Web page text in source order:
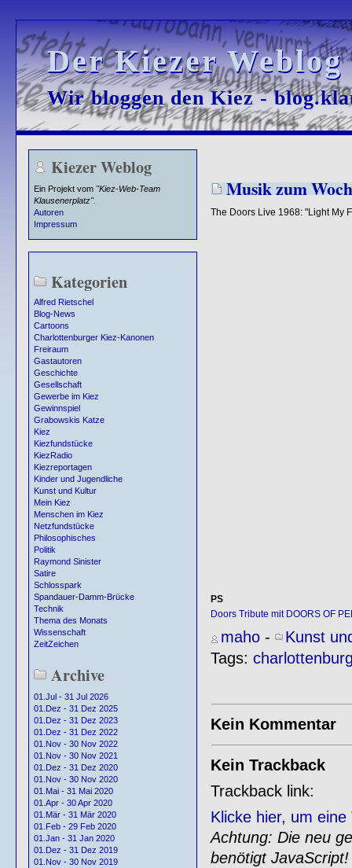
Der Kiezer
Der Kiezer
Wir bloggen den Kiez -
Wir bloggen den Kiez -
Kiezer Weblog
Ein Projekt vom "Kiez-Web-Team
Klausenerplatz".
Autoren
Impressum
Kategorien
Alfred Rietschel
Blog-News
Cartoons
Charlottenburger Kiez-Kanonen
Freiraum
Gastautoren
Geschichte
Gesellschaft
Gewerbe im Kiez
Gewinnspiel
Grabowskis Katze
Kiez
Kiezfundstücke
KiezRadio
Kiezreportagen
Kinder und Jugendliche
Kunst und Kultur
Mein Kiez
Menschen im Kiez
Netzfundstücke
Philosophisches
Politik
Raymond Sinister
Satire
Schlosspark
Spandauer-Damm-Brücke
Technik
Thema des Monats
Wissenschaft
ZeitZeichen
Archive
01.Jul - 31 Jul 2026
01.Dez - 31 Dez 2025
01.Dez - 31 Dez 2023
01.Dez - 31 Dez 2022
01.Nov - 30 Nov 2022
01.Nov - 30 Nov 2021
01.Dez - 31 Dez 2020
01.Nov - 30 Nov 2020
01.Mai - 31 Mai 2020
01.Apr - 30 Apr 2020
01.Mär - 31 Mär 2020
01.Feb - 29 Feb 2020
01.Jan - 31 Jan 2020
01.Dez - 31 Dez 2019
01.Nov - 30 Nov 2019
Musik zum
The Doors Live 1968: "Light My
PS
Doors Tribute mit DOORS OF
maho-
Kunst
Tags:
Kein Kommentar
Kein Trackback
Trackback link:
Klicke hier, um
Achtung: Die neu
benötigt JavaScript!